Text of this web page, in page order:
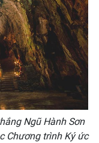
Ngũ Hành Sơn
Chương trình Ký ức